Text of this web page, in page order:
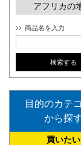
商品名を入力
目的のカテ
から探
買いたい